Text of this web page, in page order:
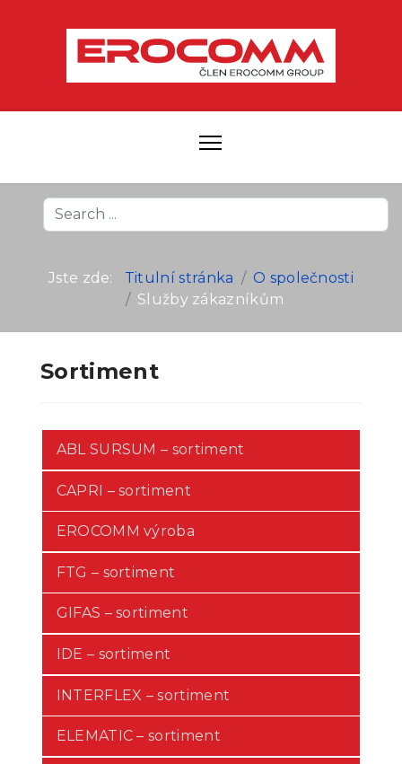
Search
...
Jste zde: Titulní stránka
O společnosti
Služby zákazníkům
Sortiment
ABL SURSUM – sortiment
CAPRI – sortiment
EROCOMM výroba
FTG – sortiment
GIFAS – sortiment
IDE – sortiment
INTERFLEX – sortiment
ELEMATIC – sortiment